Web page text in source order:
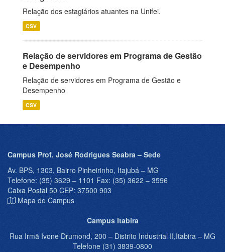
Relação dos estagiários atuantes na Unifei.
CSV
Relação de servidores em Programa de Gestão
e Desempenho
Relação de servidores em Programa de Gestão e
Desempenho
CSV
Campus Prof. José Rodrigues Seabra – Sede
Av. BPS, 1303, Bairro Pinheirinho, Itajubá – MG
Telefone: (35) 3629 – 1101 Fax: (35) 3622 – 3596
Caixa Postal 50 CEP: 37500 903
Mapa do Campus
Campus Itabira
Rua Irmã Ivone Drumond, 200 – Distrito Industrial II,Itabira – MG
Telefone (31) 3839-0800